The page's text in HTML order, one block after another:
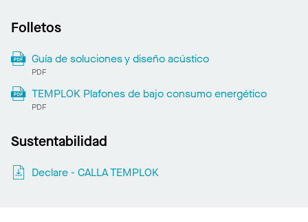
Folletos
Guía de soluciones y diseño acústico
PDF
TEMPLOK Plafones de bajo consumo energético
PDF
Sustentabilidad
Declare - CALLA TEMPLOK